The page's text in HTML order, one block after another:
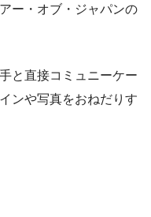
ー・オブ・ジャパンの
と直接コミュニーケー
ンや写真をおねだりす